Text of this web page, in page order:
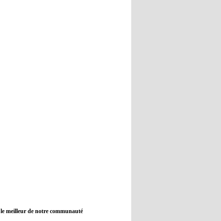
08:21 - 2022/11/08
meilleur de notre communauté